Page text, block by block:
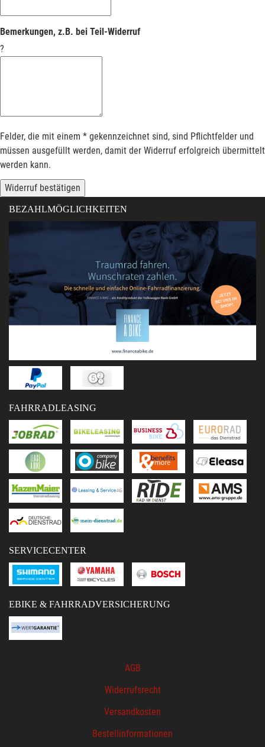
Bemerkungen, z.B. bei Teil-Widerruf
?
Felder, die mit einem * gekennzeichnet sind, sind Pflichtfelder und
müssen ausgefüllt werden, damit der Widerruf erfolgreich übermittelt
werden kann.
Widerruf bestätigen
BEZAHLMÖGLICHKEITEN
FAHRRADLEASING
SERVICECENTER
EBIKE & FAHRRADVERSICHERUNG
AGB
Widerrufsrecht
Versandkosten
Bestellinformationen